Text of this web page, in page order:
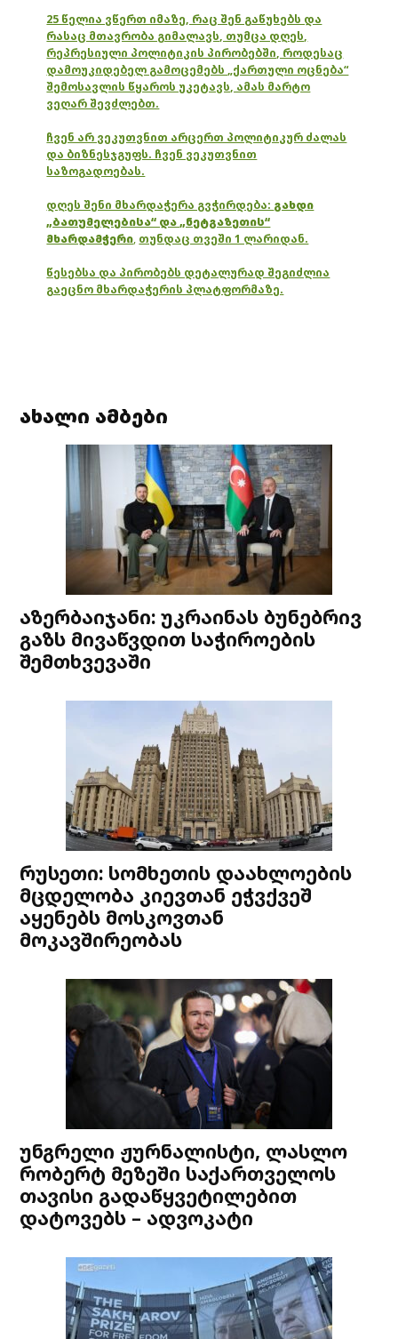
25 წელია ვწერთ იმაზე, რაც შენ გაწუხებს და
რასაც მთავრობა გიმალავს, თუმცა დღეს,
რეპრესიული პოლიტიკის პირობებში, როდესაც
დამოუკიდებელ გამოცემებს „ქართული ოცნება“
შემოსავლის წყაროს უკეტავს, ამას მარტო
ვეღარ შევძლებთ.
ჩვენ არ ვეკუთვნით არცერთ პოლიტიკურ ძალას
და ბიზნესჯგუფს. ჩვენ ვეკუთვნით
საზოგადოებას.
დღეს შენი მხარდაჭერა გვჭირდება: გახდი
„ბათუმელებისა“ და „ნეტგაზეთის“
მხარდამჭერი, თუნდაც თვეში 1 ლარიდან.
წესებსა და პირობებს დეტალურად შეგიძლია
გაეცნო მხარდაჭერის პლატფორმაზე.
ახალი ამბები
აზერბაიჯანი: უკრაინას ბუნებრივ
გაზს მივაწვდით საჭიროების
შემთხვევაში
რუსეთი: სომხეთის დაახლოების
მცდელობა კიევთან ეჭვქვეშ
აყენებს მოსკოვთან
მოკავშირეობას
უნგრელი ჟურნალისტი, ლასლო
რობერტ მეზეში საქართველოს
თავისი გადაწყვეტილებით
დატოვებს – ადვოკატი